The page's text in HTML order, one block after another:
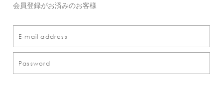
会員登録がお済みのお客様